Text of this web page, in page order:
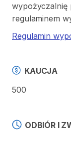
wypożyczalnię
regulaminem
Regulamin
KAUCJA
500
ODBIÓR I